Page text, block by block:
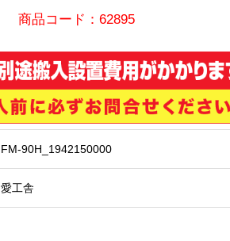
商品コード：62895
FM-90H_1942150000
愛工舎